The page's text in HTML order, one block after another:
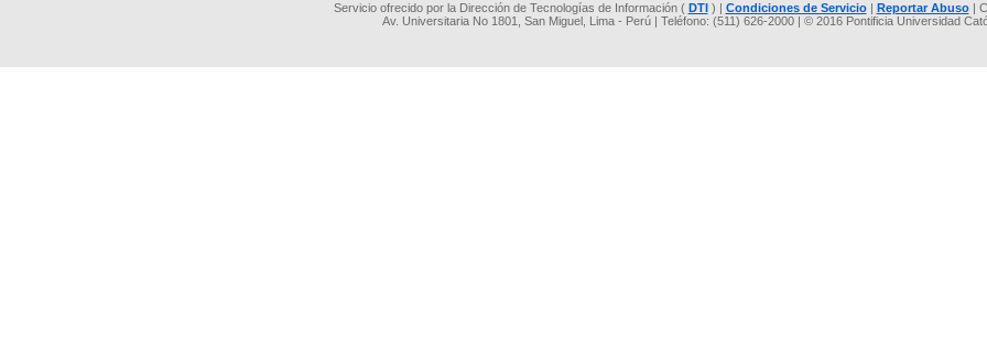
Servicio ofrecido por la Dirección de Tecnologías de Información ( DTI) | Condiciones de Servicio| Reportar Abuso|
Av. Universitaria No 1801, San Miguel, Lima - Perú | Teléfono: (511) 626-2000 | © 2016 Pontificia Universidad